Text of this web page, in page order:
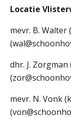
NIEUWS
VACATURES
WELKOM
Locatie
mevr. B. Walter
dhr. J.
mevr. N. Vonk